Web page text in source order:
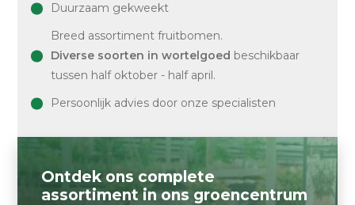
Duurzaam gekweekt
Breed assortiment fruitbomen.
Diverse soorten in wortelgoed beschikbaar
tussen half oktober - half april.
Persoonlijk advies door onze specialisten
Ontdek ons complete
assortiment in ons groencentrum